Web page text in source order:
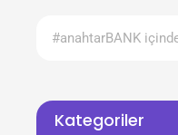
Kategoriler